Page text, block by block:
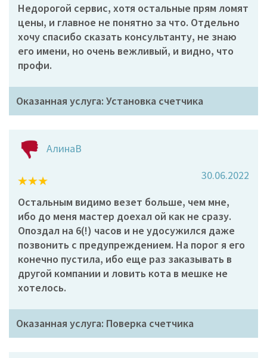
Недорогой сервис, хотя остальные прям ломят
цены, и главное не понятно за что. Отдельно
хочу спасибо сказать консультанту, не знаю
его имени, но очень вежливый, и видно, что
профи.
Оказанная услуга: Установка счетчика
АлинаВ
30.06.2022
Остальным видимо везет больше, чем мне,
ибо до меня мастер доехал ой как не сразу.
Опоздал на 6(!) часов и не удосужился даже
позвонить с предупреждением. На порог я его
конечно пустила, ибо еще раз заказывать в
другой компании и ловить кота в мешке не
хотелось.
Оказанная услуга: Поверка счетчика